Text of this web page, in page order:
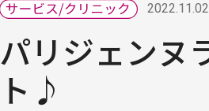
2022.11.02
パリジェンヌ
ト♪